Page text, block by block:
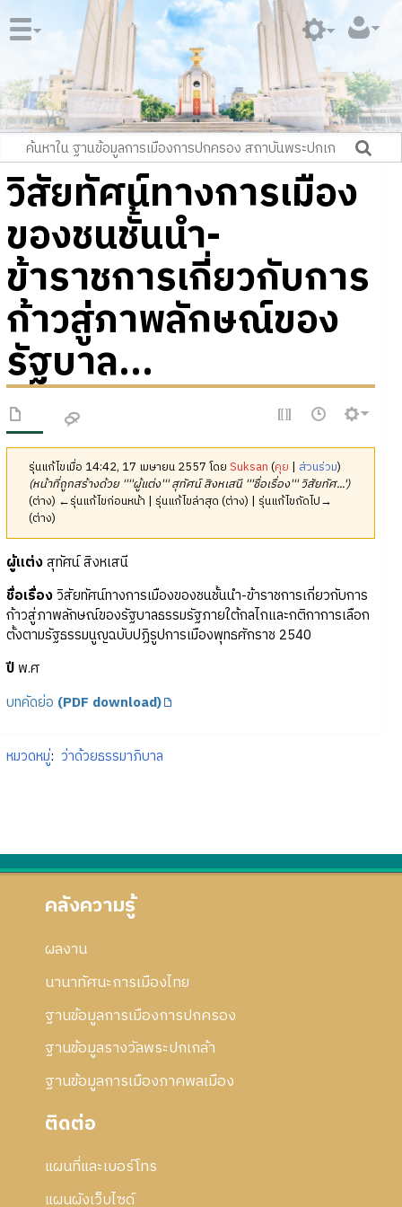
วิสัยทัศน์ทางการเมือง
ของชนชั้นนำ-
ข้าราชการเกี่ยวกับการ
ก้าวสู่ภาพลักษณ์ของ
รัฐบาล...
รุ่นแก้ไขเมื่อ 14:42, 17 เมษายน 2557 โดยSuksan (คุย | ส่วนร่วม)
(หน้าที่ถูกสร้างด้วย ''''ผู้แต่ง''' สุทัศน์ สิงหเสนี '''ชื่อเรื่อง''' วิสัยทัศ...')
(ต่าง) ←รุ่นแก้ไขก่อนหน้า | รุ่นแก้ไขล่าสุด (ต่าง) | รุ่นแก้ไขถัดไป→
(ต่าง)
ผู้แต่งสุทัศน์ สิงหเสนี
ชื่อเรื่องวิสัยทัศน์ทางการเมืองของชนชั้นนำ-ข้าราชการเกี่ยวกับการ
ก้าวสู่ภาพลักษณ์ของรัฐบาลธรรมรัฐภายใต้กลไกและกติกาการเลือก
ตั้งตามรัฐธรรมนูญฉบับปฏิรูปการเมืองพุทธศักราช 2540
ปีพ.ศ
บทคัดย่อ (PDF download)
หมวดหมู่: ว่าด้วยธรรมาภิบาล
คลังความรู้
ผลงาน
นานาทัศนะการเมืองไทย
ฐานข้อมูลการเมืองการปกครอง
ฐานข้อมูลรางวัลพระปกเกล้า
ฐานข้อมูลการเมืองภาคพลเมือง
ติดต่อ
แผนที่และเบอร์โทร
แผนผังเว็บไซด์